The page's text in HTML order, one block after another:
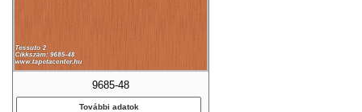
9685-48
További adatok